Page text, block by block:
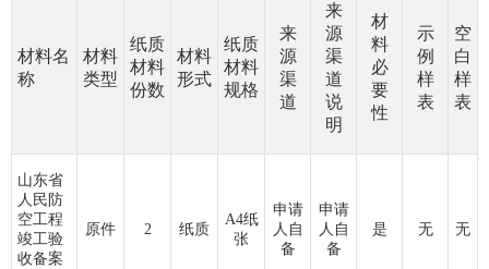
材料名
称
材料
类型
纸质
材料
份数
材料
形式
纸质
材料
规格
来
源
渠
道
来
源
渠
道
说
明
材
料
必
要
性
示
例
样
表
空
白
样
表
山东省
人民防
空工程
竣工验
收备案
原件 2 纸质
A4纸
张
申请
人自
备
申请
人自
备
是 无 无